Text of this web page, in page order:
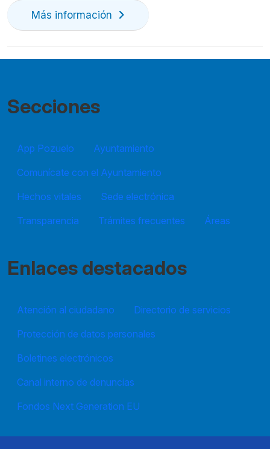
Más información
Secciones
App Pozuelo
Ayuntamiento
Comunícate con el Ayuntamiento
Hechos vitales
Sede electrónica
Transparencia
Trámites frecuentes Áreas
Enlaces destacados
Atención al ciudadano
Directorio de servicios
Protección de datos personales
Boletines electrónicos
Canal interno de denuncias
Fondos Next Generation EU